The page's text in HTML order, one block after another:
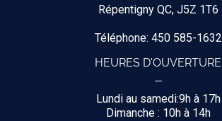
Répentigny QC, J5Z 1T6
Téléphone: 450 585-1632
HEURES D'OUVERTURE
Lundi au samedi:9h à 17h
Dimanche : 10h à 14h